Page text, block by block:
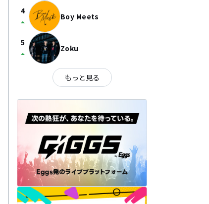
4
arrow_drop_up Boy Meets
5
arrow_drop_up Zoku
もっと見る